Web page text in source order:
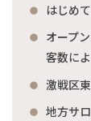
はじめ
オープ
客数によ
激戦区
地方サ